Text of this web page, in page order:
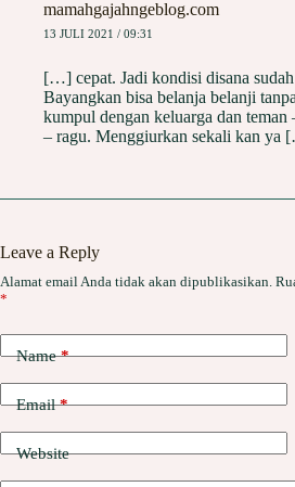
mamahgajahngeblog.com
13 JULI 2021 / 09:31
[…] cepat. Jadi kondisi disana
Bayangkan bisa belanja belanji
kumpul dengan keluarga dan teman
– ragu. Menggiurkan sekali kan ya
Leave a Reply
Alamat email Anda tidak akan dipublikasikan.
*
Name*
Email*
Website